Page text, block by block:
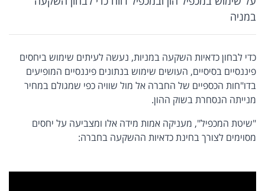
במניה
כדי לבחון כדאיות השקעה במניות, נעשה לעיתים שימוש ביחסים
פיננסיים בסיסיים, העושים שימוש בנתונים פיננסיים המופיעים
בדו"חות הכספיים של החברה אל מול שוויה כפי שמגולם במחיר
מנייתה הנסחרת בשוק ההון.
"שיטת המכפיל", מעניקה אמות מידה אלו ומצביעה על יחסים
מסוימים לצורך בחינת כדאיות ההשקעה בחברה: